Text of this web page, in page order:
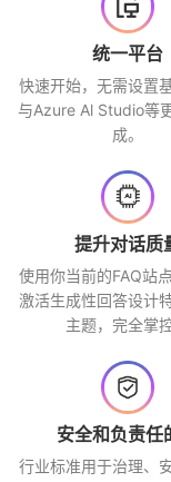
统一平台
快速开始，无需设置
与Azure Al Studio等
成。
提升对话质
使用你当前的FAQ站
激活生成性回答设计
主题，完全掌控
安全和负责任
行业标准用于治理、